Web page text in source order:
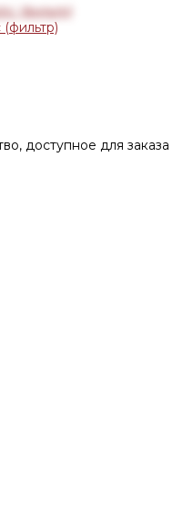
доступное для заказа